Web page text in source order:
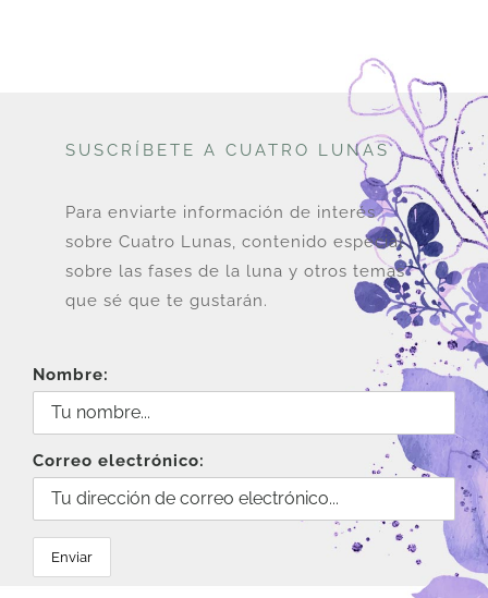
SUSCRÍBETE A CUATRO LUNAS
Para enviarte información de interés
sobre Cuatro Lunas, contenido especial
sobre las fases de la luna y otros temas
que sé que te gustarán.
Nombre:
Correo electrónico: